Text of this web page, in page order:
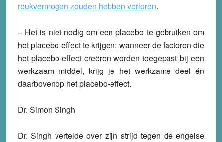
reukvermogen zouden hebben verloren.
– Het is niet nodig om een placebo te gebruiken om
het placebo-effect te krijgen: wanneer de factoren die
het placebo-effect creëren worden toegepast bij een
werkzaam middel, krijg je het werkzame deel én
daarbovenop het placebo-effect.
Dr. Simon Singh
Dr. Singh vertelde over zijn strijd tegen de engelse